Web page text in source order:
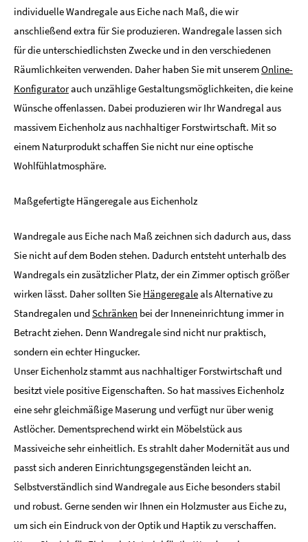
individuelle Wandregale aus Eiche nach Maß, die wir
anschließend extra für Sie produzieren. Wandregale lassen sich
für die unterschiedlichsten Zwecke und in den verschiedenen
Räumlichkeiten verwenden. Daher haben Sie mit unseremOnline-
Konfiguratorauch unzählige Gestaltungsmöglichkeiten, die keine
Wünsche offenlassen. Dabei produzieren wir Ihr Wandregal aus
massivem Eichenholz aus nachhaltiger Forstwirtschaft. Mit so
einem Naturprodukt schaffen Sie nicht nur eine optische
Wohlfühlatmosphäre.
Maßgefertigte Hängeregale aus Eichenholz
Wandregale aus Eiche nach Maß zeichnen sich dadurch aus, dass
Sie nicht auf dem Boden stehen. Dadurch entsteht unterhalb des
Wandregals ein zusätzlicher Platz, der ein Zimmer optisch größer
wirken lässt. Daher sollten Sie Hängeregaleals Alternative zu
Standregalen undSchränken bei der Inneneinrichtung immer in
Betracht ziehen. Denn Wandregale sind nicht nur praktisch,
sondern ein echter Hingucker.
Unser Eichenholz stammt aus nachhaltiger Forstwirtschaft und
besitzt viele positive Eigenschaften. So hat massives Eichenholz
eine sehr gleichmäßige Maserung und verfügt nur über wenig
Astlöcher. Dementsprechend wirkt ein Möbelstück aus
Massiveiche sehr einheitlich. Es strahlt daher Modernität aus und
passt sich anderen Einrichtungsgegenständen leicht an.
Selbstverständlich sind Wandregale aus Eiche besonders stabil
und robust. Gerne senden wir Ihnen ein Holzmuster aus Eiche zu,
um sich ein Eindruck von der Optik und Haptik zu verschaffen.